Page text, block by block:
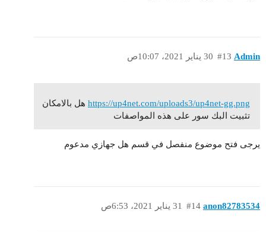
Admin 30 يناير 2021، 10:07ص #13
https://up4net.com/uploads3/up4net-gg.png هل بالامكان
تثبيت البك سور على هذه المواصفات
يرجى فتح موضوع منفصل في قسم هل جهازي مدعوم
anon82783534 31 يناير 2021، 6:53ص #14